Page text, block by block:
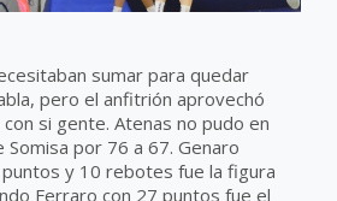
sumar para quedar
pero el anfitrión aprovechó
si gente. Atenas no pudo en
Somisa por 76 a 67. Genaro
y 10 rebotes fue la figura
Ferraro con 27 puntos fue el